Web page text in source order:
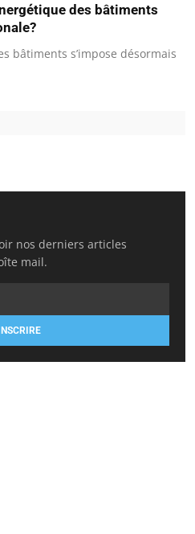
des bâtiments
bâtiments s’impose désormais
nos derniers articles
mail.